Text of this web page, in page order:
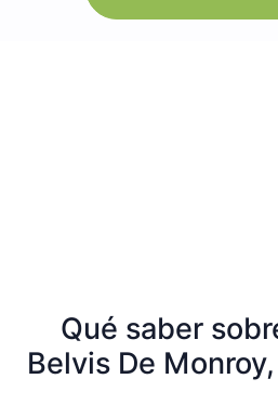
Qué saber
Belvis De